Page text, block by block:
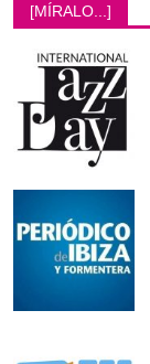
[MÍRALO...]